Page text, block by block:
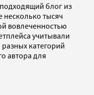
блог из
несколько тысяч
вовлеченностью
учитывали
категорий
автора для